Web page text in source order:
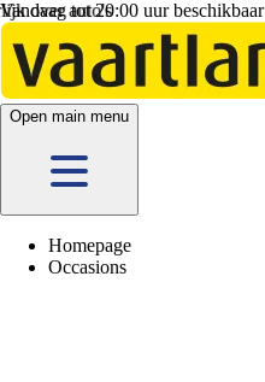
Vandaag tot 20:00 uur beschikbaar
Open main menu
Homepage
Occasions